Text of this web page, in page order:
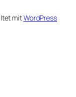
mitWordPress